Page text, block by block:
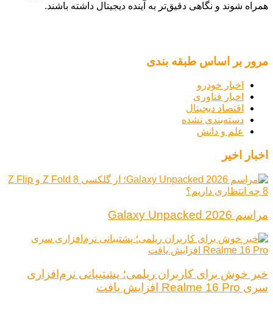
همراه شوند و نگاهی دقیق‌تر به آینده دیجیتال داشته باشند.
مرور بر اساس طبقه بندی
اخبار خودرو
اخبار فناوری
اقتصاد دیجیتال
دسته‌بندی نشده
علم و دانش
اخبار اخیر
مراسم Galaxy Unpacked 2026
خبر خوش برای کاربران ریلمی؛ پشتیبانی نرم‌افزاری
سری Realme 16 Pro افزایش یافت